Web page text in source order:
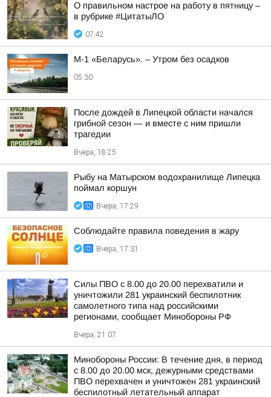
О правильном настрое на работу в пятницу –
в рубрике #ЦитатыЛО
07:42
М-1 «Беларусь». – Утром без осадков
05:30
После дождей в Липецкой области начался
грибной сезон — и вместе с ним пришли
трагедии
Вчера, 18:25
Рыбу на Матырском водохранилище Липецка
поймал коршун
Вчера, 17:29
Соблюдайте правила поведения в жару
Вчера, 17:31
Силы ПВО с 8.00 до 20.00 перехватили и
уничтожили 281 украинский беспилотник
самолетного типа над российскими
регионами, сообщает Минобороны РФ
Вчера, 21:07
Минобороны России: В течение дня, в период
с 8.00 до 20.00 мск, дежурными средствами
ПВО перехвачен и уничтожен 281 украинский
беспилотный летательный аппарат